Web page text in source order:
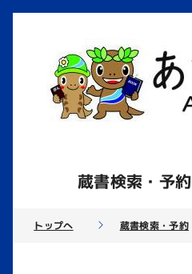
蔵書検索・予約
トップへ 蔵書検索・予約